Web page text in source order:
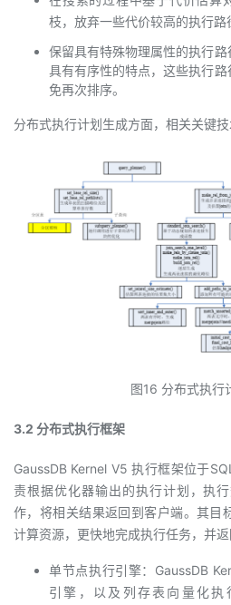
枝，放弃一些代价较高的执行路
保留具有特殊物理属性的执行
具有有序性的特点，这些执行
免再次排序。
分布式执行计划生成方面，相关关键技
图16 分布式执行
3.2 分布式执行框架
GaussDB Kernel V5 执行框架位于
责根据优化器输出的执行计划，执
作，将相关结果返回到客户端。其目
计算资源，更快地完成执行任务，并返
单节点执行引擎：GaussDB
引擎，以及列存表向量化